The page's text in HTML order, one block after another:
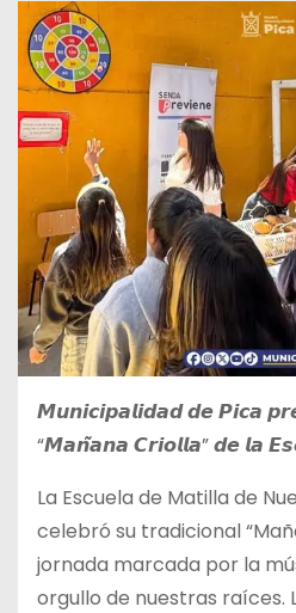
𝙈𝙪𝙣𝙞𝙘𝙞𝙥𝙖𝙡𝙞𝙙𝙖𝙙 𝙙𝙚 𝙋𝙞𝙘𝙖
“𝙈𝙖𝙣̃𝙖𝙣𝙖 𝘾𝙧𝙞𝙤𝙡𝙡𝙖” 𝙙𝙚 𝙡𝙖
La Escuela de Matilla de
celebró su tradicional
jornada marcada por la
orgullo de nuestras raíces.